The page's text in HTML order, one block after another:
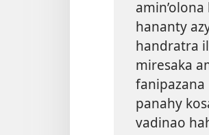
hananty
handratra
miresaka
panahy
vadinao